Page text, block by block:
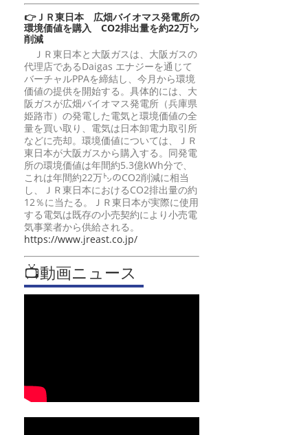
👉ＪＲ東日本 広畑バイオマス発電所の
環境価値を購入 CO2排出量を約22万㌧
削減
ＪＲ東日本と大阪ガスは、大阪ガスの
代理店であるDaigas エナジーを通じて
バーチャルPPAを締結し、今月から環境
価値の提供を開始する。具体的には、大
阪ガスが広畑バイオマス発電所（兵庫県
姫路市）の発電した電気と環境価値の全
量を買い取り、電気は日本卸電力取引所
などに売却。環境価値については、ＪＲ
東日本が大阪ガスから購入する。同発電
所の環境価値は年間約5.3億kWh分で、
これは年間約22万㌧のCO2削減に相当
し、ＪＲ東日本におけるCO2排出量の約
12％に当たる。ＪＲ東日本が実際に使用
する電気は既存の小売契約により小売電
気事業者から供給される。
https://www.jreast.co.jp/
📺動画ニュース